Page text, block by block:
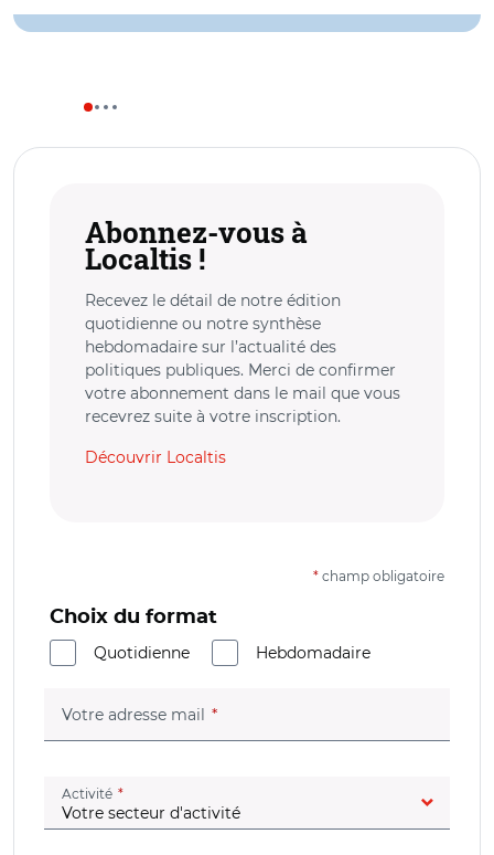
Abonnez-vous à
Localtis !
Recevez le détail de notre édition
quotidienne ou notre synthèse
hebdomadaire sur l’actualité des
politiques publiques. Merci de confirmer
votre abonnement dans le mail que vous
recevrez suite à votre inscription.
Découvrir Localtis
* champ obligatoire
Choix du format
Quotidienne
Hebdomadaire
Votre adresse mail (champ obligatoire)
Activité (champ obligatoire)